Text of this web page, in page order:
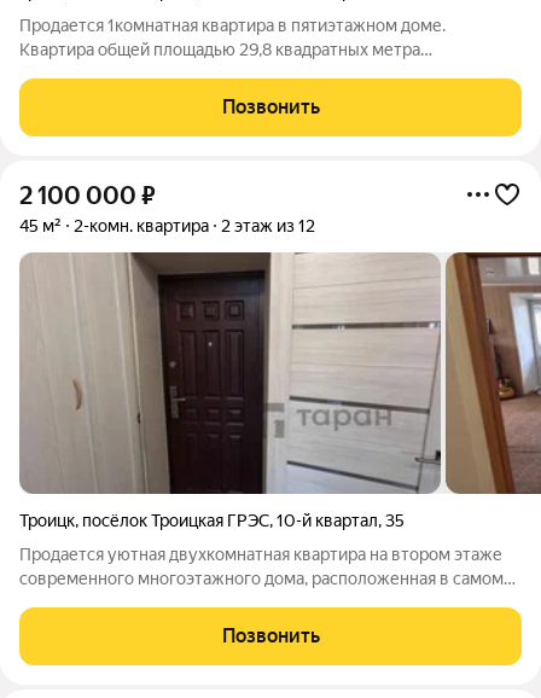
Продается 1комнатная квартира в пятиэтажном доме.
Квартира общей площадью 29,8 квадратных метра
сан.узел. В шаговой доступности все
необходимое:Школа,садик ,аптека,транспортная
Позвонить
2 100 000 ₽
45 м² 2-комн. квартира 2 этаж из 12
Троицк, посёлок Троицкая ГРЭС,10-й квартал,35
Продается уютная двухкомнатная квартира на втором этаже
современного многоэтажного дома, расположенная в самом
квадратных метров, что обеспечивает комфортное
проживание для вас и вашей семьи. В
Позвонить